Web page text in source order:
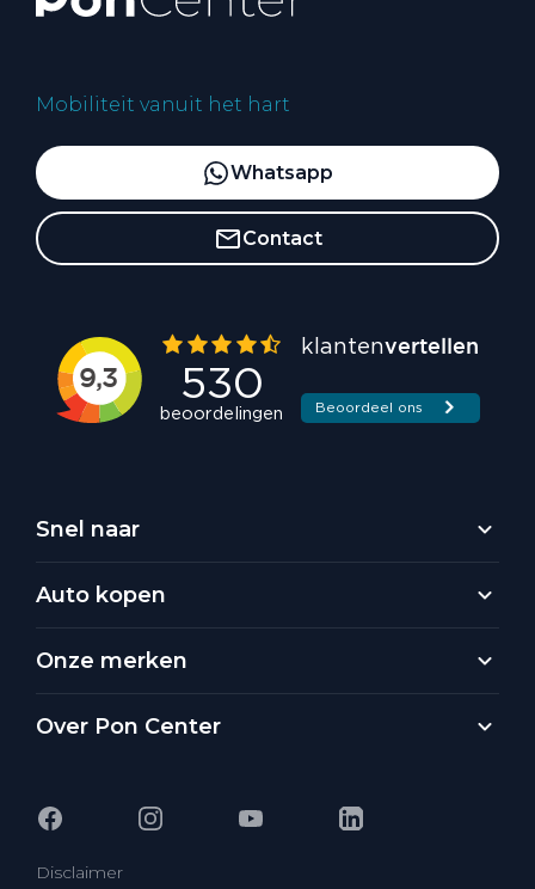
Mobiliteit vanuit het hart
Whatsapp
Contact
Snel naar
Auto kopen
Onze merken
Over Pon Center
Disclaimer